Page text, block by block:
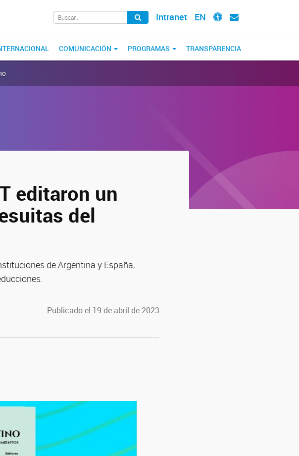
Intranet EN
COMUNICACIÓN PROGRAMAS TRANSPARENCIA
editaron un
del
de Argentina y España,
Publicado el 19 de abril de 2023